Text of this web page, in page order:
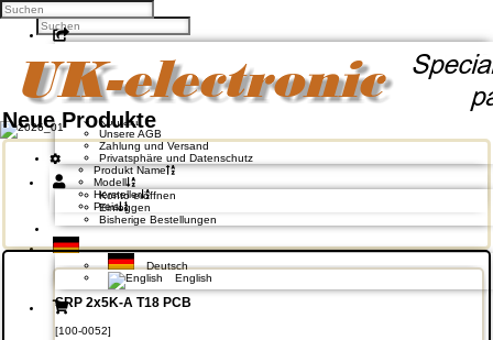
Twitter
Google +
Pinterest
Kontakt
Unsere AGB
Zahlung und Versand
Privatsphäre und Datenschutz
Konto eröffnen
Einloggen
Bisherige Bestellungen
Deutsch
English
Neue Produkte
Produkt Name
Modell
Hersteller
Preis
SRP 2x5K-A T18 PCB
[100-0052]